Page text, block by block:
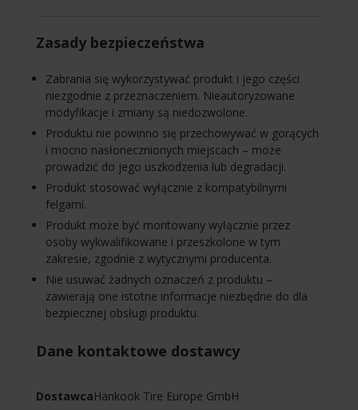
Zasady bezpieczeństwa
Zabrania się wykorzystywać produkt i jego części
niezgodnie z przeznaczeniem. Nieautoryzowane
modyfikacje i zmiany są niedozwolone.
Produktu nie powinno się przechowywać w gorących
i mocno nasłonecznionych miejscach – może
prowadzić do jego uszkodzenia lub degradacji.
Produkt stosować wyłącznie z kompatybilnymi
felgami.
Produkt może być montowany wyłącznie przez
osoby wykwalifikowane i przeszkolone w tym
zakresie, zgodnie z wytycznymi producenta.
Nie usuwać żadnych oznaczeń z produktu –
zawierają one istotne informacje niezbędne do dla
bezpiecznej obsługi produktu.
Dane kontaktowe dostawcy
DostawcaHankook Tire Europe GmbH